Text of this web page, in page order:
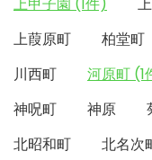
上葭原町
柏堂町
川西町
河原町 (1
神呪町
神原
北昭和町
北名次